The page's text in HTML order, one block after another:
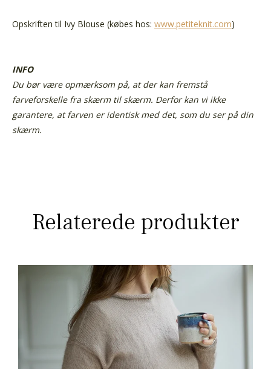
Opskriften til Ivy Blouse (købes hos: www.petiteknit.com)
INFO
Du bør være opmærksom på, at der kan fremstå
farveforskelle fra skærm til skærm. Derfor kan vi ikke
garantere, at farven er identisk med det, som du ser på din
skærm.
Relaterede produkter